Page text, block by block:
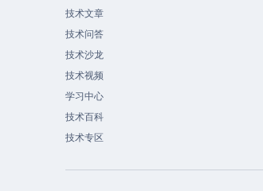
技术文章
技术问答
技术沙龙
技术视频
学习中心
技术百科
技术专区